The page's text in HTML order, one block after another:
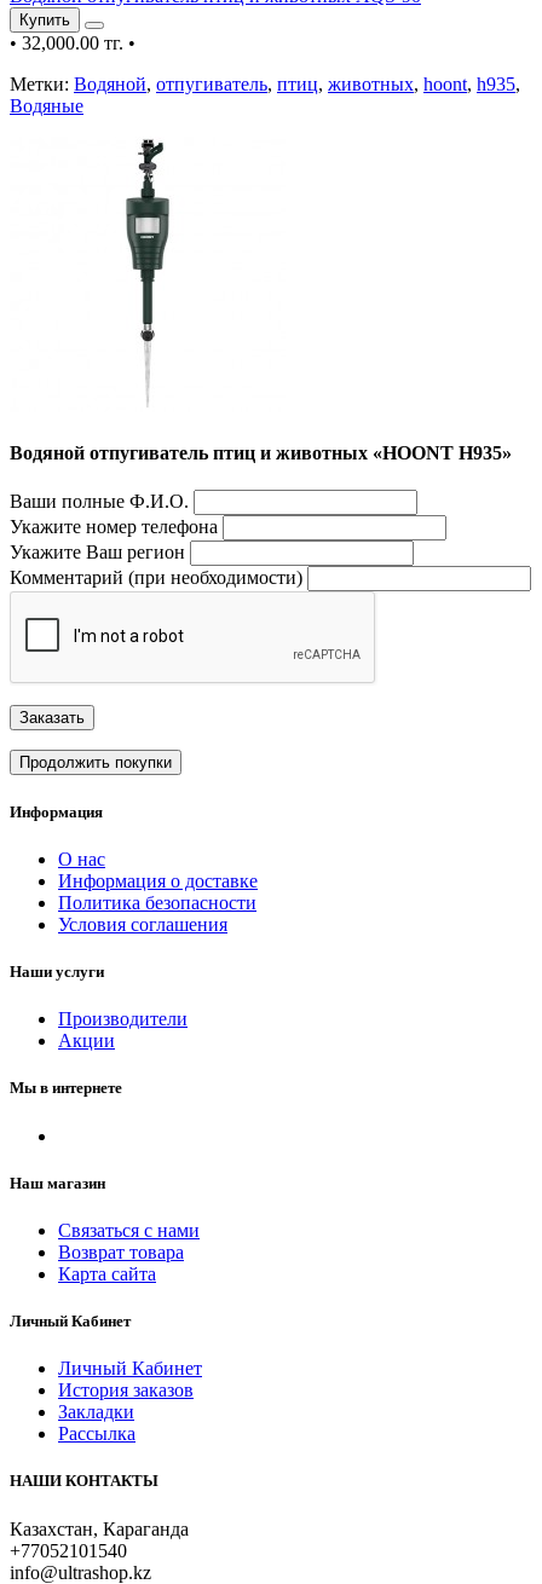
Купить
• 32,000.00 тг. •
Метки: Водяной, отпугиватель, птиц, животных, hoont, h935,
Водяные
Водяной отпугиватель птиц и животных «HOONT H935»
Ваши полные Ф.И.О.
Укажите номер телефона
Укажите Ваш регион
Комментарий (при необходимости)
Заказать
Продолжить покупки
Информация
О нас
Информация о доставке
Политика безопасности
Условия соглашения
Наши услуги
Производители
Акции
Мы в интернете
Наш магазин
Связаться с нами
Возврат товара
Карта сайта
Личный Кабинет
Личный Кабинет
История заказов
Закладки
Рассылка
НАШИ КОНТАКТЫ
Казахстан, Караганда
+77052101540
info@ultrashop.kz